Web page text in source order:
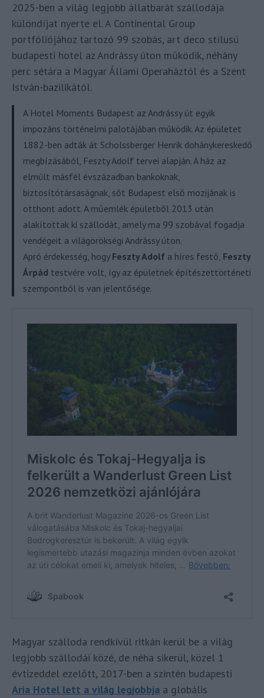
2025-ben a világ legjobb állatbarát szállodája
különdíjat nyerte el. A Continental Group
portfóliójához tartozó 99 szobás, art deco stílusú
budapesti hotel az Andrássy úton működik, néhány
perc sétára a Magyar Állami Operaháztól és a Szent
István-bazilikától.
A Hotel Moments Budapest az Andrássy út egyik
impozáns történelmi palotájában működik. Az épületet
1882-ben adták át Scholssberger Henrik dohánykereskedő
megbízásából, Feszty Adolf tervei alapján. A ház az
elmúlt másfél évszázadban bankoknak,
biztosítótársaságnak, sőt Budapest első mozijának is
otthont adott. A műemlék épületből 2013 után
alakítottak ki szállodát, amely ma 99 szobával fogadja
vendégeit a világörökségi Andrássy úton.
Apró érdekesség, hogy Feszty Adolf a híres festő, Feszty
Árpád testvére volt, így az épületnek építészettörténeti
szempontból is van jelentősége.
Magyar szálloda rendkívül ritkán kerül be a világ
legjobb szállodái közé, de néha sikerül, közel 1
évtizeddel ezelőtt, 2017-ben a szintén budapesti
Aria Hotel lett a világ legjobbja a globális